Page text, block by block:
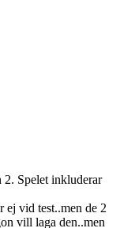
2. Spelet inkluderar
ej vid test..men de 2
vill laga den..men